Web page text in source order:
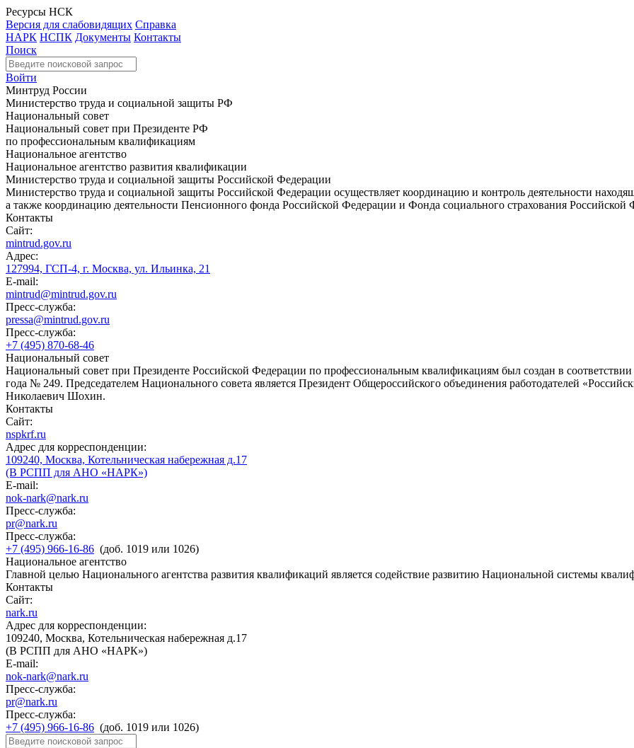
Ресурсы НСК
Версия для слабовидящих Справка
НАРК НСПК Документы Контакты
Поиск
Войти
Минтруд России
Министерство труда и социальной защиты РФ
Национальный совет
Национальный совет при Президенте РФ
по профессиональным квалификациям
Национальное агентство
Национальное агентство развития квалификации
Министерство труда и социальной защиты Российской Федерации
Министерство труда и социальной защиты Российской Федерации осуществляет координацию и контроль деятельности
а также координацию деятельности Пенсионного фонда Российской Федерации и Фонда социального страхования Российской
Контакты
Сайт:
mintrud.gov.ru
Адрес:
127994, ГСП-4, г. Москва, ул. Ильинка, 21
E-mail:
mintrud@mintrud.gov.ru
Пресс-служба:
pressa@mintrud.gov.ru
Пресс-служба:
+7 (495) 870-68-46
Национальный совет
Национальный совет при Президенте Российской Федерации по профессиональным квалификациям был создан в
года № 249. Председателем Национального совета является Президент Общероссийского объединения работодателей
Николаевич Шохин.
Контакты
Сайт:
nspkrf.ru
Адрес для корреспонденции:
109240, Москва, Котельническая набережная д.17
(В РСПП для АНО «НАРК»)
E-mail:
nok-nark@nark.ru
Пресс-служба:
pr@nark.ru
Пресс-служба:
+7 (495) 966-16-86 (доб. 1019 или 1026)
Национальное агентство
Главной целью Национального агентства развития квалификаций является содействие развитию Национальной системы
Контакты
Сайт:
nark.ru
Адрес для корреспонденции:
109240, Москва, Котельническая набережная д.17
(В РСПП для АНО «НАРК»)
E-mail:
nok-nark@nark.ru
Пресс-служба:
pr@nark.ru
Пресс-служба:
+7 (495) 966-16-86 (доб. 1019 или 1026)